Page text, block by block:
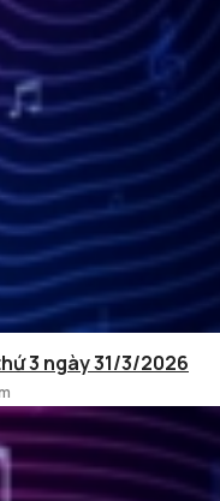
3 ngày 31/3/2026